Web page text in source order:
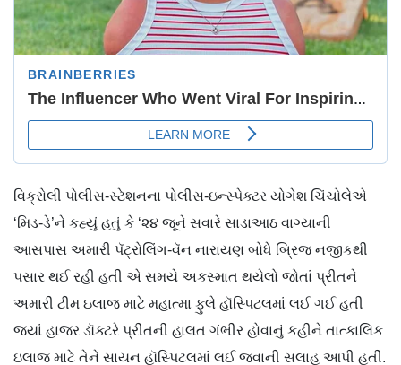
વિક્રોલી પોલીસ-સ્ટેશનના પોલીસ-ઇન્સ્પેક્ટર યોગેશ ચિંચોલેએ
‘મિડ-ડે’ને કહ્યું હતું કે ‘૨૪ જૂને સવારે સાડાઆઠ વાગ્યાની
આસપાસ અમારી પૅટ્રોલિંગ-વૅન નારાયણ બોધે બ્રિજ નજીકથી
પસાર થઈ રહી હતી એ સમયે અકસ્માત થયેલો જોતાં પ્રીતને
અમારી ટીમ ઇલાજ માટે મહાત્મા ફુલે હૉસ્પિટલમાં લઈ ગઈ હતી
જ્યાં હાજર ડૉક્ટરે પ્રીતની હાલત ગંભીર હોવાનું કહીને તાત્કાલિક
ઇલાજ માટે તેને સાયન હૉસ્પિટલમાં લઈ જવાની સલાહ આપી હતી.